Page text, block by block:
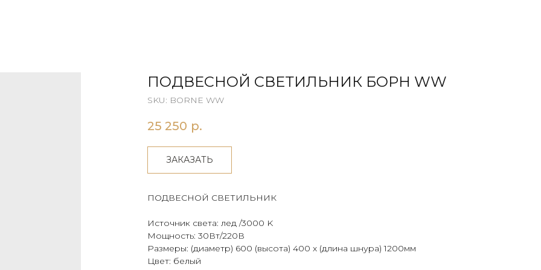
ПОДВЕСНОЙ СВЕТИЛЬНИК БОРН WW
SKU: BORNE WW
25 250 р.
ЗАКАЗАТЬ
ПОДВЕСНОЙ СВЕТИЛЬНИК
Источник света: лед /3000 K
Мощность: 30Вт/220В
Размеры: (диаметр) 600 (высота) 400 х (длина шнура) 1200мм
Цвет: белый